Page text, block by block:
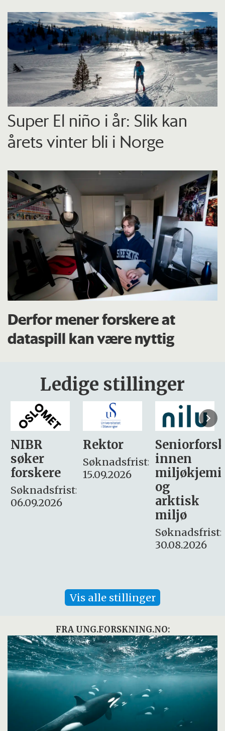
Super El niño i år: Slik kan
årets vinter bli i Norge
Derfor mener forskere at
dataspill kan være nyttig
Ledige stillinger
Rektor
Søknadsfrist:
15.09.2026
Seniorforsker
innen
miljøkjemi
søker
– fast
Søknadsfrist:
16. august.
Vis alle stillinger
FRA UNG.FORSKNING.NO: